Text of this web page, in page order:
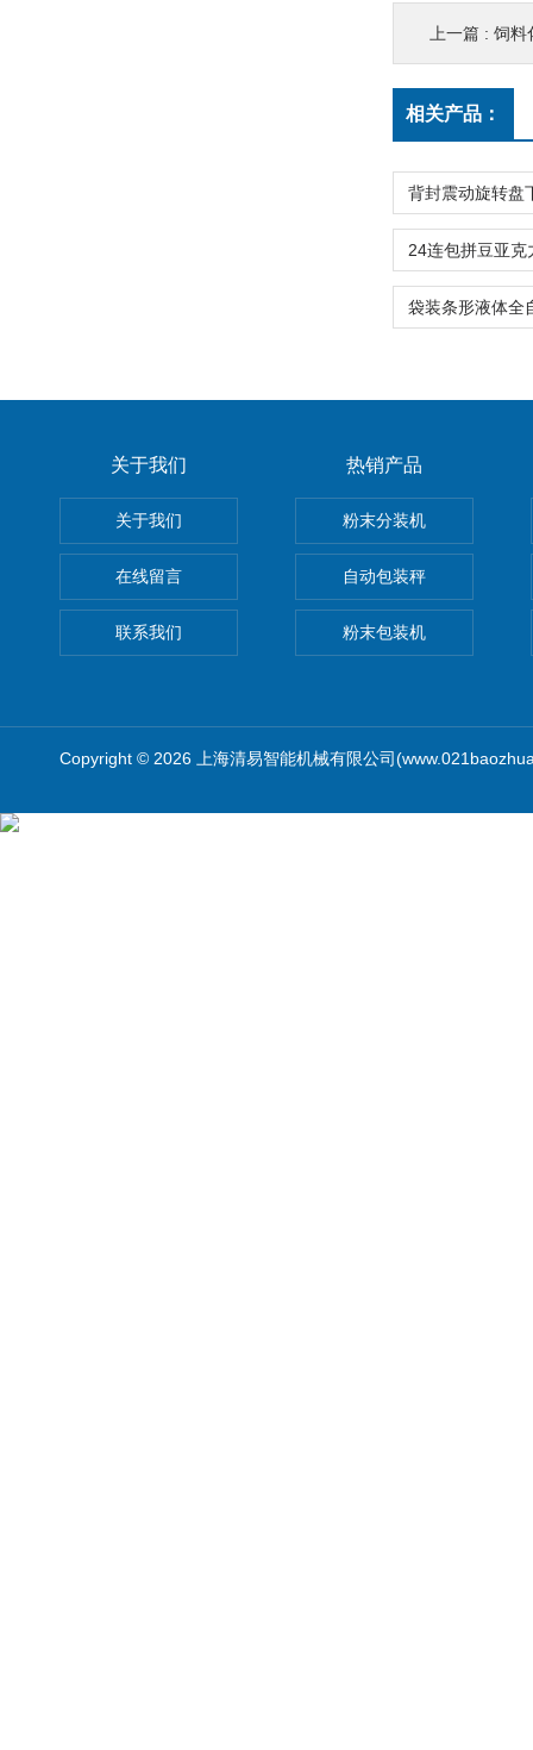
上一篇 : 饲料
相关产品：
关于我们
关于我们
在线留言
联系我们
热销产品
粉末分装机
自动包装秤
粉末包装机
Copyright © 2026 上海清易智能机械有限公司